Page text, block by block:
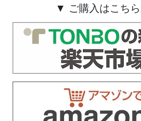
▼ ご購入はこち